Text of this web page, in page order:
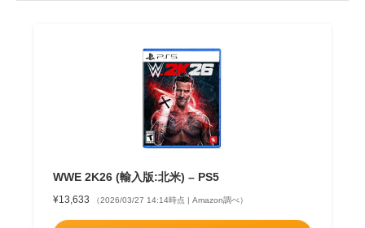
WWE 2K26 (輸入版:北米) – PS5
¥13,633 （2026/03/27 14:14時点 | Amazon調べ）